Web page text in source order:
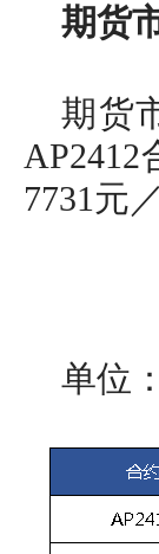
期货
期货
7731元
单位